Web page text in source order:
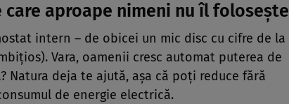
aproape nimeni nu îl folosește
intern – de obicei un mic disc cu cifre de la
Vara, oamenii cresc automat puterea de
Natura deja te ajută, așa că poți reduce fără
de energie electrică.